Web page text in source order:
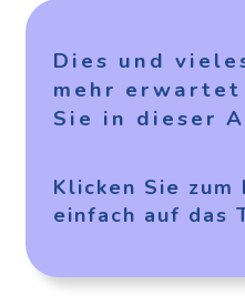
Dies und
mehr erwartet
Sie in dieser
Klicken Sie zum
einfach auf das